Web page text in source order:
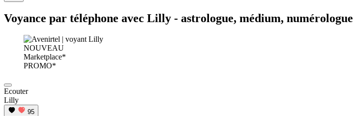
Voyance par téléphone avec Lilly - astrologue, médium, numérologue
NOUVEAU
Marketplace*
PROMO*
Ecouter
Lilly
95